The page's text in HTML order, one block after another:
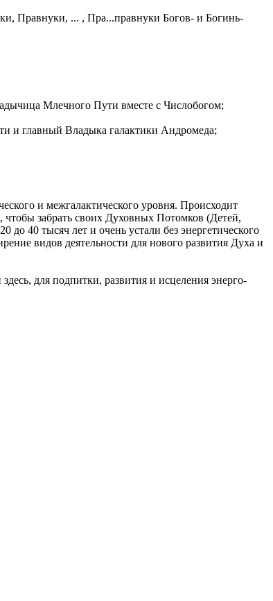
Правнуки, ... , Пра...правнуки Богов- и Богинь-
Млечного Пути вместе с Числобогом;
главный Владыка галактики Андромеда;
и межгалактического уровня. Происходит
забрать своих Духовных Потомков (Детей,
40 тысяч лет и очень устали без энергетического
видов деятельности для нового развития Духа и
для подпитки, развития и исцеления энерго-